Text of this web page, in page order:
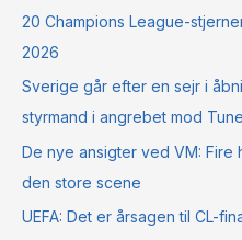
20 Champions League-
2026
Sverige går efter en sejr i
styrmand i angrebet mod
De nye ansigter ved VM: Fire
den store scene
UEFA: Det er årsagen til CL-